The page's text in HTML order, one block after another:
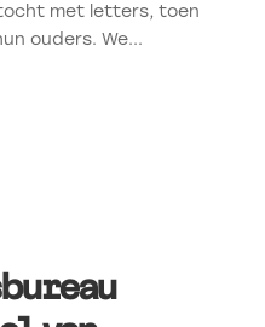
met letters, toen
ouders. We...